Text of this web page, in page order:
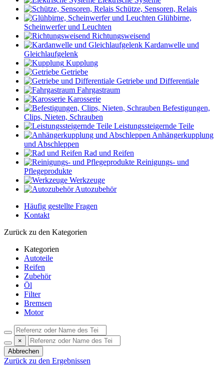
Schütze, Sensoren, Relais
Glühbirne,
Scheinwerfer und Leuchten
Richtungsweisend
Kardanwelle und
Gleichlaufgelenk
Kupplung
Getriebe
Getriebe und Differentiale
Fahrgastraum
Karosserie
Befestigungen,
Clips, Nieten, Schrauben
Leistungssteigernde Teile
Anhängerkupplung
und Abschleppen
Rad und Reifen
Reinigungs- und
Pflegeprodukte
Werkzeuge
Autozubehör
Häufig gestellte Fragen
Kontakt
Zurück zu den Kategorien
Kategorien
Autoteile
Reifen
Zubehör
Öl
Filter
Bremsen
Motor
×
Abbrechen
Zurück zu den Ergebnissen